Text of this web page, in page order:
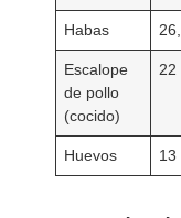
Habas
Escalope
de pollo
(cocido)
22
Huevos 13